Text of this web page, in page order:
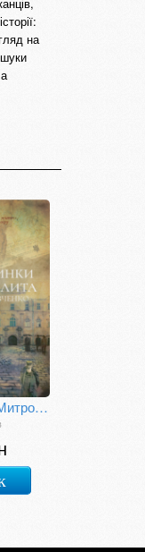
на
Два пасинки Митрополита